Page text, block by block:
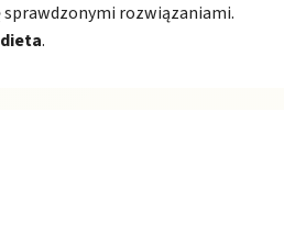
rozwiązaniami.
.